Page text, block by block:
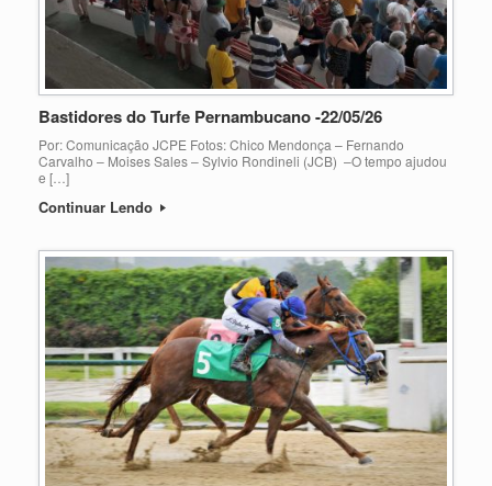
Bastidores do Turfe Pernambucano -22/05/26
Por: Comunicação JCPE Fotos: Chico Mendonça – Fernando
Carvalho – Moises Sales – Sylvio Rondineli (JCB) –O tempo ajudou
e […]
Continuar Lendo